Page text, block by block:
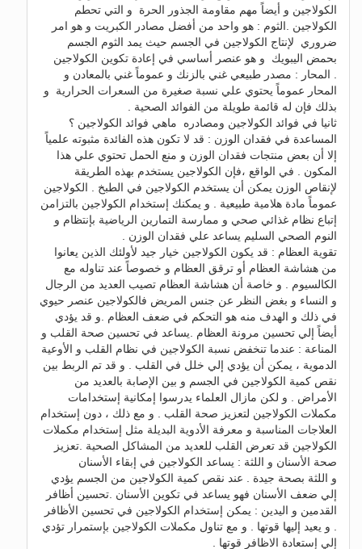
الكولاجين و أيضاً مهم مقاومة الجذور الحرة و التي تحطم
الكولاجين .الثوم : هو واحد من أفضل مصادر الكبريت و هو امر
ضروري لإنتاج الكولاجين في الجسم حيث يمد الثوم الجسم
بحمض اليبويك و هو عنصر أساسي في إعادة تكوين الكولاجين
. المحار : مصدر طبيعي غني بالزنك و عموماً غني بالمعادن و
المحار عموماً يحتوي علي نسبة صغيرة من السعرات الحرارية و
بذلك فإن له قائمة طويلة من الفوائد الصحية .
ثانيا في فوائد الكولاجين ومصادره ماهي فوائد الكولاجين ؟
المساعدة في فقدان الوزن : قد لا تكون هذه الفائدة مثبوته علمياً
إلا أن بعض منتجات فقدان الوزن و منع الحمل تحتوي علي هذا
المكون . في الواقع ،فإن الكولاجين يستخدم بهذه الطريقة
لإنقاص الوزن يمكن أن يستخدم الكولاجين في الطبخ . الكولاجين
عموماً مادة هلامية طبيعية . و يمكنك إستخدام الكولاجين بالتزامن
إتباع نظام غذائي صحي و ممارسة التمارين الرياضية بإنتظام و
النوم الصحي السليم يساعد علي فقدان الوزن .
تقوية العظام : قد يكون الكولاجين خيار جيد لأولئك الذين يعانوا
من هشاشة العظام أو ترقق العظام و خصوصاً عند تناوله مع
الكالسيوم . و خاصة أن هشاشة العظام تصيب العديد من الرجال
و النساء و بغض النظر عن جنس المريض فالكولاجين عنصر حيوي
في ذلك و الهدف منه هو التحكم في ضعف العظام .و قد يؤدي
أيضاً إلي تحسين مرونة العظام .يساعد في تحسين صحة القلب و
المناعة : عندما تنخفض نسبة الكولاجين في نظام القلب و الأوعية
الدموية ، يمكن أن يؤدي إلي خلل في القلب . و قد تم الربط بين
نقص كمية الكولاجين في الجسم و بين الإصابة بالعديد من
الأمراض . و لكن مازال العلماء يدرسوا إمكانية إستخدامات
مكملات الكولاجين لتعزيز صحة القلب . و مع ذلك ، دون إستخدام
العلاجات المناسبة و معرفة الأدوية البديلة مثل إستخدام مكملات
الكولاجين قد تعرض القلب للعديد من المشاكل الصحية .تعزيز
صحة الأسنان و اللثة : يساعد الكولاجين في إبقاء الأسنان
و اللثة بصحة جيدة . عند نقص كمية الكولاجين من الجسم يؤدي
إلي ضعف الأسنان فهو يساعد في تكوين الأسنان .تحسين أظافر
القدمين و اليدين : يمكن إستخدام الكولاجين في تحسين الأظافر
. و يعيد إليها قوتها . و مع تناول مكملات الكولاجين بإستمرار تؤدي
إلي إستعادة الاظافر قوتها .